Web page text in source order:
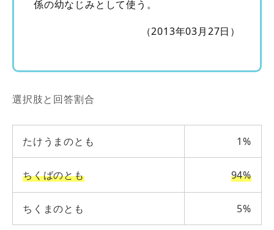
係の幼なじみとして使う。
（2013年03月27日）
選択肢と回答割合
たけうまのとも 1%
ちくばのとも 94%
ちくまのとも 5%